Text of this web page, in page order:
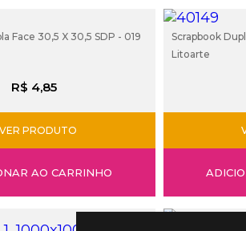
Face 30,5 X 30,5 SDP - 019
R$ 4,85
VER PRODUTO
AO CARRINHO
Scrapbook
Litoarte